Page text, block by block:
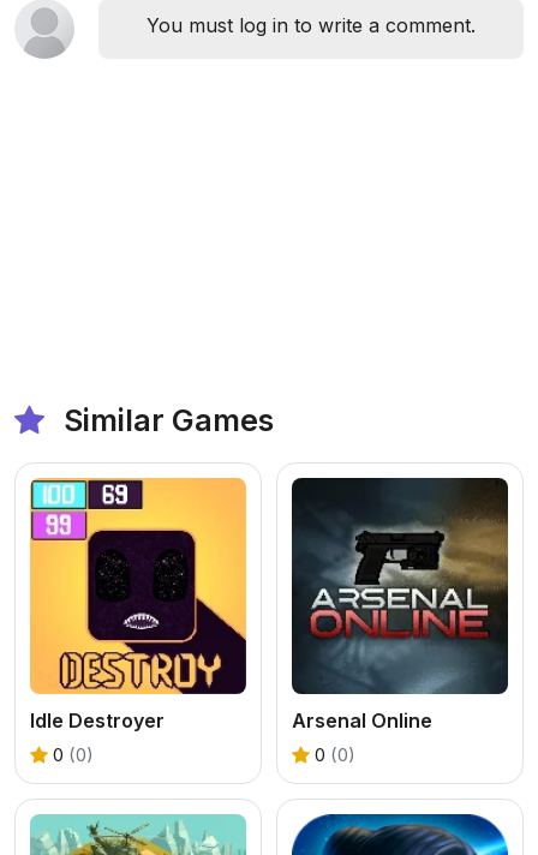
You must log in to write a comment.
Similar Games
Idle Destroyer
0 (0)
Arsenal Online
0 (0)